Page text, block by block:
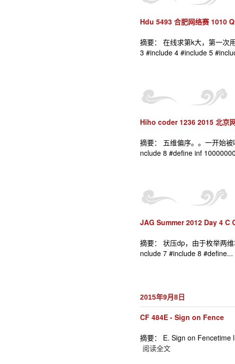
Hdu 5493 合肥网络赛 1010
摘要： 在线求第k大，第一次
3 #include 4 #include 5
Hiho coder 1236 2015 北京
摘要： 五维偏序。。一开始
nclude 8 #define inf
JAG Summer 2012 Day 4 C
摘要： 状压dp，由于枚举两
nclude 7 #include 8 #define...
2015年9月8日
CF 484E - Sign on Fence
摘要： E. Sign on
阅读全文